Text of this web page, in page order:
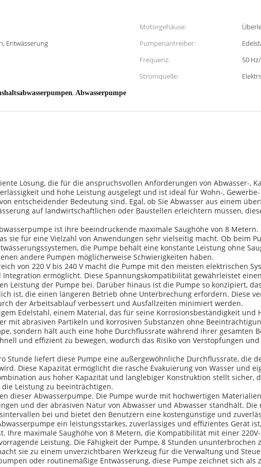
Motorgehäuse:
Entwässerung Pumpenantreiber:
Frequenz:
50
Stromquelle:
, Abwasserpumpe
Lösung, die für die anspruchsvollen Anforderungen von Abwasser-,
und hohe Leistung ausgelegt und ist ideal für Wohn-,
entscheidender Bedeutung sind. Egal, ob Sie Abwasser aus einem
auf landwirtschaftlichen oder Baustellen erleichtern müssen,
ist ihre beeindruckende maximale Saughöhe von 8
sie für eine Vielzahl von Anwendungen sehr vielseitig macht. Ob beim
die Pumpe behält eine konstante Leistung ohne
andere Pumpen möglicherweise Schwierigkeiten haben.
von 220 V bis 240 V macht die Pumpe mit den meisten elektrischen
ermöglicht. Diese Spannungskompatibilität gewährleistet
Leistung der Pumpe bei. Darüber hinaus ist die Pumpe so konzipiert,
ist, die einen längeren Betrieb ohne Unterbrechung erfordern. Diese
der Arbeitsablauf verbessert und Ausfallzeiten minimiert werden.
Edelstahl, einem Material, das für seine Korrosionsbeständigkeit
mit abrasiven Partikeln und korrosiven Substanzen ohne
sondern hält auch eine hohe Durchflussrate während ihrer gesamten
und effizient zu bewegen, wodurch das Risiko von Verstopfungen
Stunde liefert diese Pumpe eine außergewöhnliche Durchflussrate, die
Diese Kapazität ermöglicht die rasche Evakuierung von Wasser und
aus hoher Kapazität und langlebiger Konstruktion stellt sicher,
Leistung zu beeinträchtigen.
dieser Abwasserpumpe. Die Pumpe wurde mit hochwertigen
und der abrasiven Natur von Abwasser und Abwasser standhält.
bei und bietet den Benutzern eine kostengünstige und
ein leistungsstarkes, zuverlässiges und effizientes Gerät
Ihre maximale Saughöhe von 8 Metern, die Kompatibilität mit einer
Leistung. Die Fähigkeit der Pumpe, 8 Stunden
sie zu einem unverzichtbaren Werkzeug für die Verwaltung und
oder routinemäßige Entwässerung, diese Pumpe zeichnet sich als